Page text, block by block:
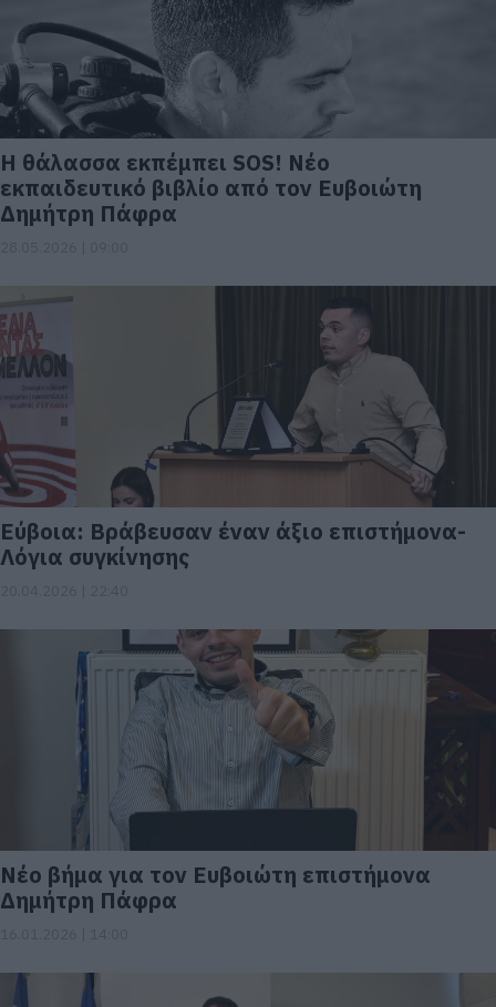
Η θάλασσα εκπέμπει SOS! Νέο
εκπαιδευτικό βιβλίο από τον Ευβοιώτη
Δημήτρη Πάφρα
Εύβοια: Βράβευσαν έναν άξιο επιστήμονα-
Λόγια συγκίνησης
Νέο βήμα για τον Ευβοιώτη επιστήμονα
Δημήτρη Πάφρα